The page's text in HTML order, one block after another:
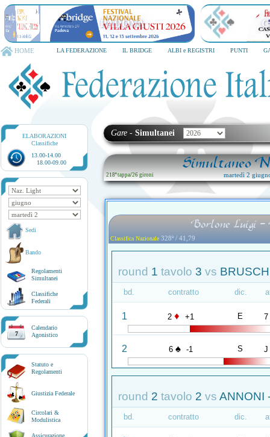
PADOVA
HOME LA FEDERAZIONE IL BRIDGE ALBI e REGISTRI PUNTI
ELABORAZIONI
Classifiche
13.00-14.00
18.00-09.00
Sedi
Bando
Regolamenti
Simultanei
Classifiche
Federali
7
Calendario
Agonistico
Statuto e
Regolamenti
Giustizia Federale
Circolari &
Modulistica
Assicurazione
Gare - Simultanei
Simultaneo
218ª tappa/26 gironi martedì 2
Borlone Luigi -
Classifica Nazionale 328ª / 41,79
round 1 tavolo 3 vs
bd. contratto dic.
1 2 ♦ +1 E 7
2 6 ♠ -1 S J
round 2 tavolo 2 vs ANNONI
bd. contratto dic.